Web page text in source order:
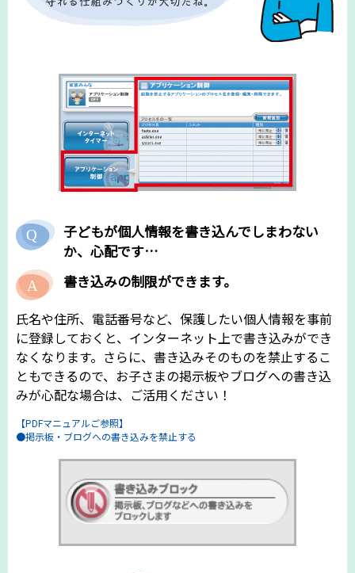
子どもが個人情報を書き込んでしまわない
か、心配です…
書き込みの制限ができます。
氏名や住所、電話番号など、保護したい個人情報を事前
に登録しておくと、インターネット上で書き込みができ
なくなります。さらに、書き込みそのものを禁止するこ
ともできるので、お子さまの掲示板やブログへの書き込
みが心配な場合は、ご活用ください！
【PDFマニュアルご参照】
●掲示板・ブログへの書き込みを禁止する